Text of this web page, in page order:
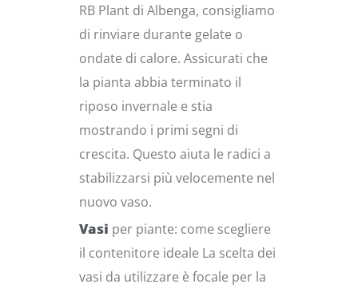
RB Plant di Albenga, consigliamo
di rinviare durante gelate o
ondate di calore. Assicurati che
la pianta abbia terminato il
riposo invernale e stia
mostrando i primi segni di
crescita. Questo aiuta le radici a
stabilizzarsi più velocemente nel
nuovo vaso.
Vasi per piante: come scegliere
il contenitore ideale La scelta dei
vasi da utilizzare è focale per la